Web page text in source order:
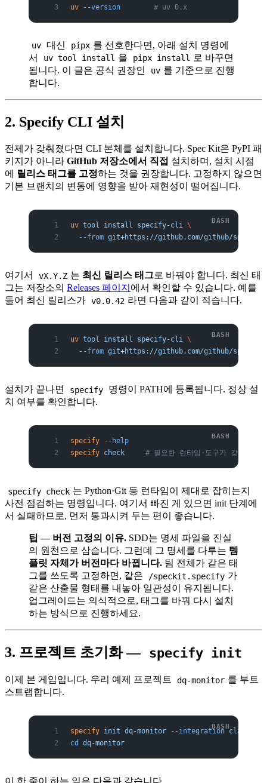
uv --version
        # uv 0.x
uv 대신 pipx 를 선호한다면, 아래 설치 명령에
서
uv tool install 을 pipx install
로 바꾸면
됩니다. 이 글은 공식 권장인
uv 를 기준으로 진행
합니다.
2. Specify CLI 설치
전제가 갖춰졌다면 CLI 본체를 설치합니다. Spec Kit은 PyPI 패
키지가 아니라 GitHub 저장소에서 직접 설치하며, 설치 시점
에
릴리스 태그를 고정하는 것을 권장합니다. 고정하지 않으면
기본 브랜치의 변동에 영향을 받아 재현성이 떨어집니다.
uv tool install specify-cli \
  --from
git+https://github.com/github/spec-
여기서 vX.Y.Z 는 최신 릴리스 태그로 바꿔야 합니다. 최신 태
그는 저장소의 Releases 페이지 에서 확인할 수 있습니다. 예를
들어 최신 릴리스가 v0.0.42 라면 다음과 같이 적습니다.
uv tool install specify-cli \
  --from
git+https://github.com/github/spec-
설치가 끝나면 specify
명령이 PATH에 등록됩니다. 정상 설
치 여부를 확인합니다.
specify --help
specify check
# 필요한 런타임·도구가 갖춰졌는
specify check 는 Python·Git 등 런타임이 제대로 잡히는지
사전 점검하는 명령입니다. 여기서 빠진 게 있으면 init 단계에
서 실패하므로, 먼저 통과시켜 두는 편이 좋습니다.
팁 — 버전 고정의 이유. SDD는 명세 파일을 진실
의 원천으로 삼습니다. 그런데 그 명세를 다루는 템
플릿 자체가 버전마다 바뀝니다. 팀 전체가 같은 태
그를 쓰도록 고정하면, 같은
/speckit.specify 가
같은 산출물 형태를 내놓아 일관성이 유지됩니다.
업그레이드는 의식적으로, 태그를 바꿔 다시 설치
하는 방식으로 진행하세요.
3. 프로젝트 초기화 — specify init
이제 본 게임입니다. 우리 예제 프로젝트 dq-monitor 를 부트
스트랩합니다.
specify init dq-monitor --integration claude
cd
dq-monitor